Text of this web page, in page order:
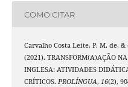
COMO CITAR
Carvalho Costa Leite, P. M. de,
(2021). TRANSFORM(A)AÇÃO
INGLESA: ATIVIDADES
CRÍTICOS. PROLÍNGUA, 16(2),